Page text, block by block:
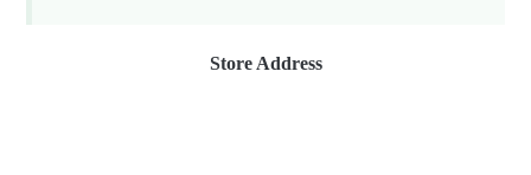
Store Address